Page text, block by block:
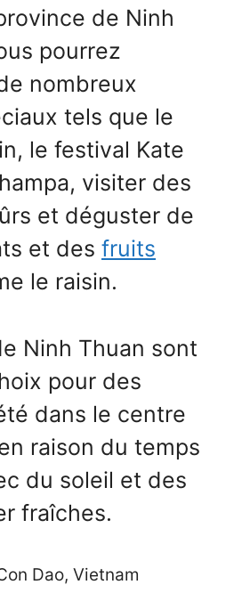
de Ninh
pourrez
nombreux
tels que le
le festival Kate
visiter des
et déguster de
et des fruits
le raisin.
Ninh Thuan sont
pour des
dans le centre
raison du temps
du soleil et des
fraîches.